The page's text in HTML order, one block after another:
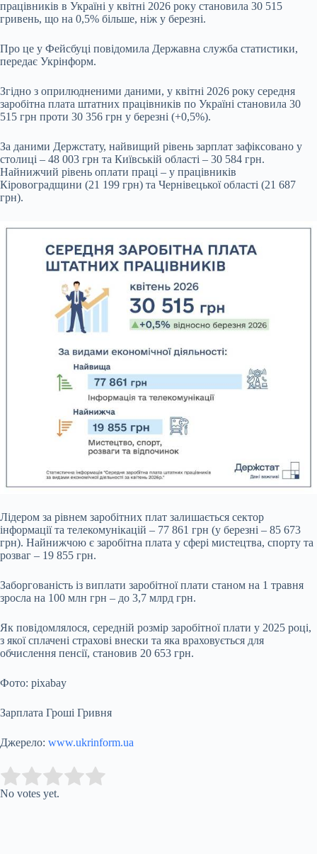
працівників в Україні у квітні 2026 року становила 30 515
гривень, що на 0,5% більше, ніж у березні.
Про це у Фейсбуці повідомила Державна служба статистики,
передає Укрінформ.
Згідно з оприлюдненими даними, у квітні 2026 року середня
заробітна плата штатних працівників по Україні становила 30
515 грн проти 30 356 грн у березні (+0,5%).
За даними Держстату, найвищий рівень зарплат зафіксовано у
столиці – 48 003 грн та Київській області – 30 584 грн.
Найнижчий рівень оплати праці – у працівників
Кіровоградщини (21 199 грн) та Чернівецької області (21 687
грн).
Лідером за рівнем заробітних плат залишається сектор
інформації та телекомунікацій – 77 861 грн (у березні – 85 673
грн). Найнижчою є заробітна плата у сфері мистецтва, спорту та
розваг – 19 855 грн.
Заборгованість із виплати заробітної плати станом на 1 травня
зросла на 100 млн грн – до 3,7 млрд грн.
Як повідомлялося, середній розмір заробітної плати у 2025 році,
з якої сплачені страхові внески та яка враховується для
обчислення пенсії, становив 20 653 грн.
Фото: pixabay
Зарплата Гроші Гривня
Джерело: www.ukrinform.ua
Rate this item:
No votes yet.